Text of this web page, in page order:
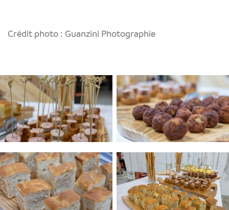
Crédit photo : Guanzini Photographie